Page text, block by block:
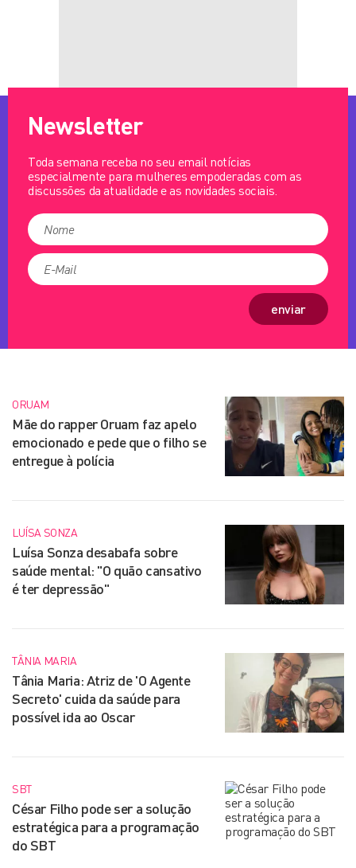
Newsletter
Toda semana receba no seu email notícias
especialmente para mulheres empoderadas com as
discussões da atualidade e as novidades sociais.
enviar
ORUAM
Mãe do rapper Oruam faz apelo
emocionado e pede que o filho se
entregue à polícia
LUÍSA SONZA
Luísa Sonza desabafa sobre
saúde mental: "O quão cansativo
é ter depressão"
TÂNIA MARIA
Tânia Maria: Atriz de 'O Agente
Secreto' cuida da saúde para
possível ida ao Oscar
SBT
César Filho pode ser a solução
estratégica para a programação
do SBT